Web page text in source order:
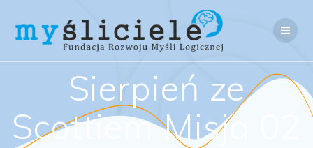
to
content
Sierpień ze
Scottiem Misja 02